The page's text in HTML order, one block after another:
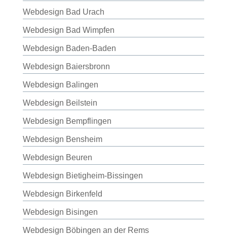
Webdesign Bad Urach
Webdesign Bad Wimpfen
Webdesign Baden-Baden
Webdesign Baiersbronn
Webdesign Balingen
Webdesign Beilstein
Webdesign Bempflingen
Webdesign Bensheim
Webdesign Beuren
Webdesign Bietigheim-Bissingen
Webdesign Birkenfeld
Webdesign Bisingen
Webdesign Böbingen an der Rems